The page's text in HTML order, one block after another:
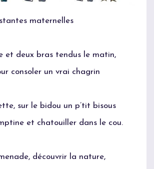
maternelles
et deux bras tendus le matin,
consoler un vrai chagrin
sur le bidou un p’tit bisous
et chatouiller dans le cou.
découvrir la nature,